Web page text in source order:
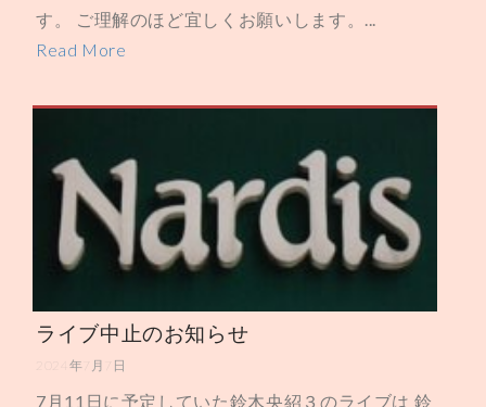
す。 ご理解のほど宜しくお願いします。...
Read More
ライブ中止のお知らせ
2024年7月7日
7月11日に予定していた鈴木央紹３のライブは 鈴